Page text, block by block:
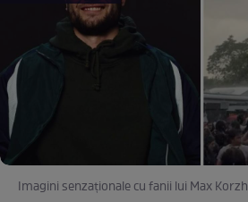
Imagini senzaționale cu fanii lui Max Korzh